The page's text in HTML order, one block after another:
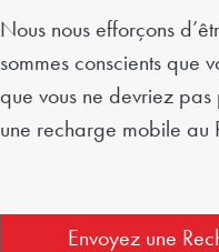
Nous nous efforçons
sommes conscients que
que vous ne devriez
une recharge mobile au
Envoyez une